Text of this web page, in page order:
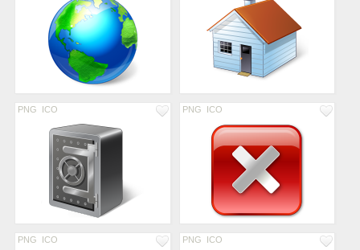
PNG ICO PNG ICO
PNG ICO PNG ICO